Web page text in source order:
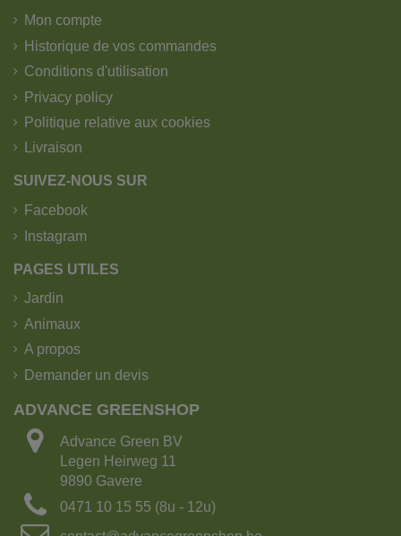
Mon compte
Historique de vos commandes
Conditions d'utilisation
Privacy policy
Politique relative aux cookies
Livraison
SUIVEZ-NOUS SUR
Facebook
Instagram
PAGES UTILES
Jardin
Animaux
A propos
Demander un devis
ADVANCE GREENSHOP
Advance Green BV
Legen Heirweg 11
9890 Gavere
0471 10 15 55 (8u - 12u)